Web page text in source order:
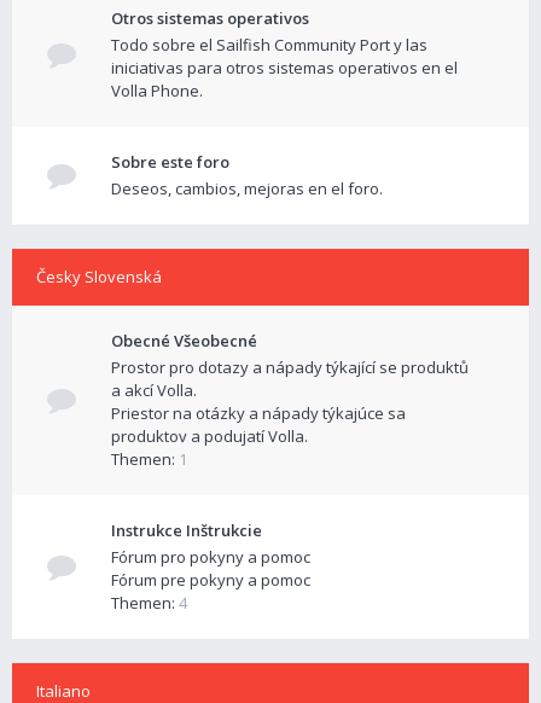
Otros sistemas operativos
Todo sobre el Sailfish Community Port y las
iniciativas para otros sistemas operativos en el
Volla Phone.
Sobre este foro
Deseos, cambios, mejoras en el foro.
Česky Slovenská
Obecné Všeobecné
Prostor pro dotazy a nápady týkající se produktů
a akcí Volla.
Priestor na otázky a nápady týkajúce sa
produktov a podujatí Volla.
Themen: 1
Instrukce Inštrukcie
Fórum pro pokyny a pomoc
Fórum pre pokyny a pomoc
Themen: 4
Italiano